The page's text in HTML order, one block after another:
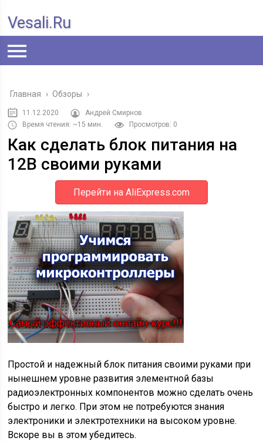
Vesali.ru
Главная › Обзоры ›
11.12.2020
Андрей Смирнов
Время чтения: ~15 мин.
Просмотров: 0
Как сделать блок питания на
12В своими руками
Перейти на AliExpress.com
Простой и надежный блок питания своими руками при
нынешнем уровне развития элементной базы
радиоэлектронных компонентов можно сделать очень
быстро и легко. При этом не потребуются знания
электроники и электротехники на высоком уровне.
Вскоре вы в этом убедитесь.